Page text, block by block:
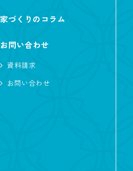
家づくりのコラム
お問い合わせ
資料請求
お問い合わせ